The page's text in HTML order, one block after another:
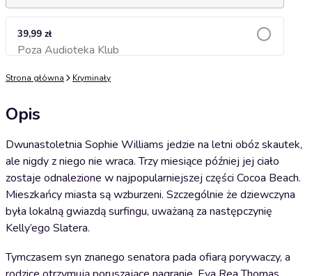
39,99 zł
Poza Audioteka KlubDodaj do koszyka
Strona główna Kryminały
Opis
Dwunastoletnia Sophie Williams jedzie na letni obóz skautek,
ale nigdy z niego nie wraca. Trzy miesiące później jej ciało
zostaje odnalezione w najpopularniejszej części Cocoa Beach.
Mieszkańcy miasta są wzburzeni. Szczególnie że dziewczyna
była lokalną gwiazdą surfingu, uważaną za następczynię
Kelly’ego Slatera.
Tymczasem syn znanego senatora pada ofiarą porywaczy, a